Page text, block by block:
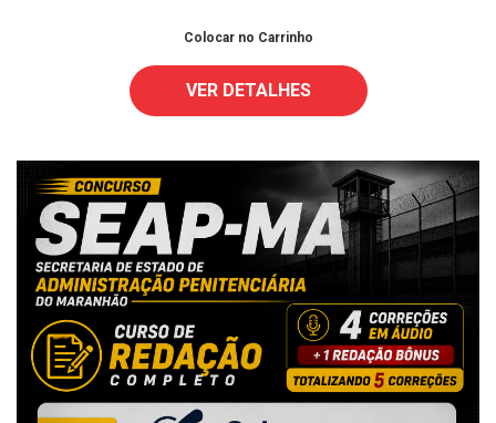
Colocar no Carrinho
VER DETALHES